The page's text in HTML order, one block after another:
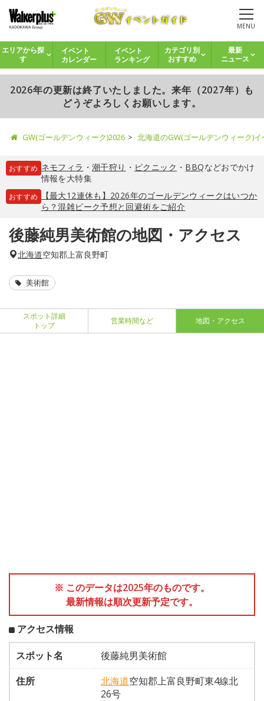
MENU
エリアから探
す
イベント
カレンダー
イベント
ランキング
カテゴリ別
おすすめ
最新
ニュース
2026年の更新は終了いたしました。来年（2027年）も
どうぞよろしくお願いします。
GW(ゴールデンウィーク)2026 北海道のGW(ゴールデンウィーク)
おすすめ ネモフィラ ・ 潮干狩り ・ ピクニック ・ BBQなどおでかけ
情報を大特集
おすすめ
【最大12連休も】2026年のゴールデンウィークはいつか
ら？混雑ピーク予想と回避術をご紹介
後藤純男美術館の地図・アクセス
北海道空知郡上富良野町
美術館
スポット詳細
トップ
営業時間など 地図・アクセス
※ このデータは2025年のものです。
最新情報は順次更新予定です。
アクセス情報
スポット名
後藤純男美術館
住所
北海道空知郡上富良野町東4線北
26号